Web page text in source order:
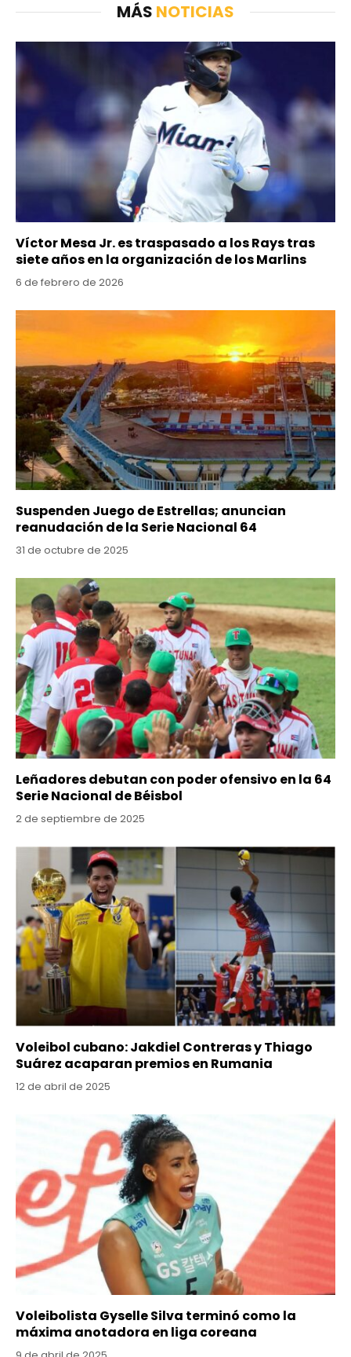
MÁS NOTICIAS
Víctor Mesa Jr. es traspasado a los Rays tras
siete años en la organización de los Marlins
6 de febrero de 2026
Suspenden Juego de Estrellas; anuncian
reanudación de la Serie Nacional 64
31 de octubre de 2025
Leñadores debutan con poder ofensivo en la 64
Serie Nacional de Béisbol
2 de septiembre de 2025
Voleibol cubano: Jakdiel Contreras y Thiago
Suárez acaparan premios en Rumania
12 de abril de 2025
Voleibolista Gyselle Silva terminó como la
máxima anotadora en liga coreana